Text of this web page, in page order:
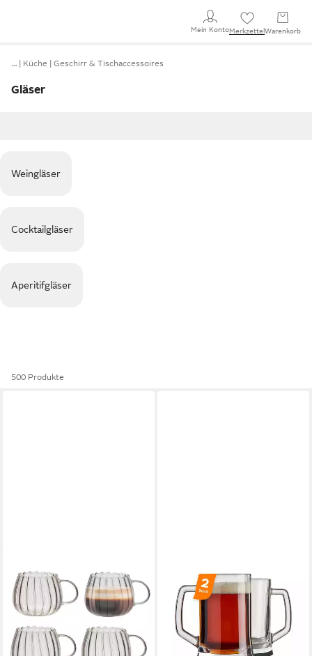
Mein KontoMerkzettel Warenkorb
… Küche Geschirr & Tischaccessoires
Gläser
Weingläser
Cocktailgläser
Aperitifgläser
500 Produkte